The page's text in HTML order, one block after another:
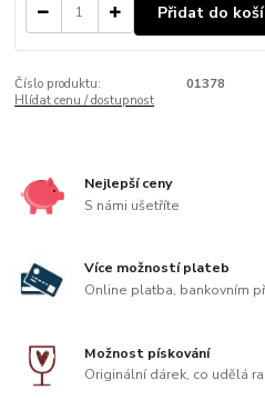
Přidat do
Číslo produktu:
01378
Hlídat cenu / dostupnost
Nejlepší ceny
S námi ušetříte
Více možností plateb
Online platba, bankovním
Možnost pískování
Originální dárek, co udělá